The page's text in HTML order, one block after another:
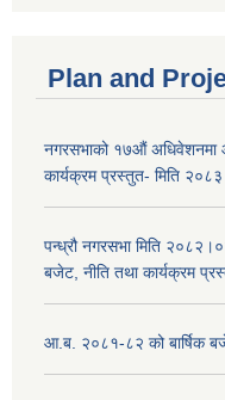
Plan and
नगरसभाको १७औं
कार्यक्रम प्रस्तुत- मिति
पन्ध्रौ नगरसभा मिति
बजेट, नीति तथा कार्यक्रम
आ.ब. २०८१-८२ को बार्षिक